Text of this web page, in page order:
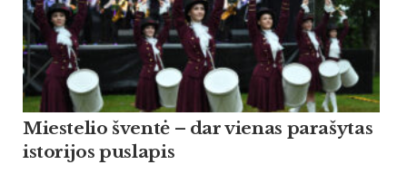
Miestelio šventė – dar vienas parašytas
istorijos puslapis